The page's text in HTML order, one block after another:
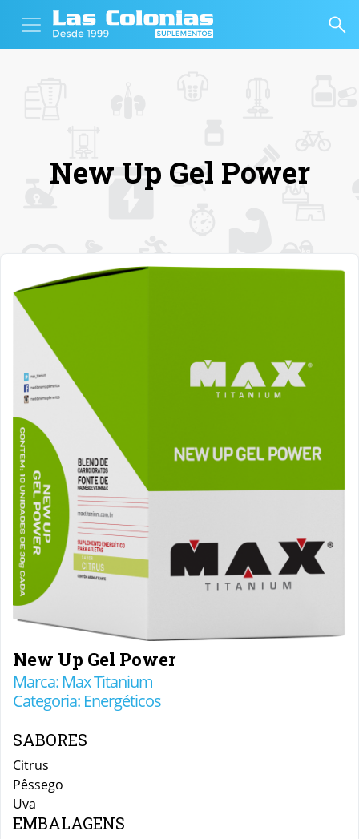
New Up Gel Power
New Up Gel Power
Marca: Max Titanium
Categoria: Energéticos
SABORES
Citrus
Pêssego
Uva
EMBALAGENS